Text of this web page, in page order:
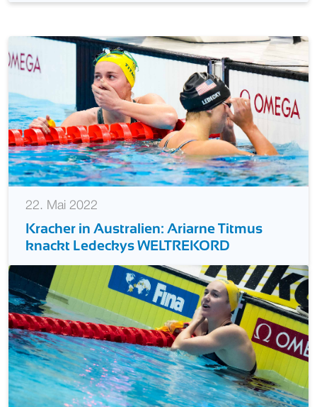
22. Mai 2022
Kracher in Australien: Ariarne Titmus
knackt Ledeckys WELTREKORD